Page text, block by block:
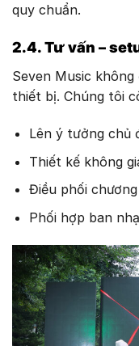
quy chuẩn.
2.4. Tư vấn –
Seven Music
thiết bị. Chúng tôi
Lên ý tưởng chủ
Thiết kế không
Điều phối
Phối hợp ban